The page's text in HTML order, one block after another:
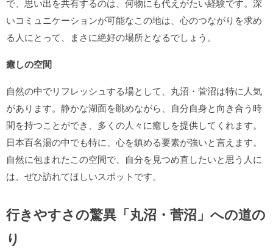
で、思い出を共有するのは、何物にも代えがたい経験です。深
いコミュニケーションが可能なこの地は、心のつながりを求め
る人にとって、まさに絶好の場所となるでしょう。
癒しの空間
自然の中でリフレッシュする場として、丸沼・菅沼は特に人気
があります。静かな湖面を眺めながら、自分自身と向き合う時
間を持つことができ、多くの人々に癒しを提供してくれます。
日本百名湯の中でも特に、心を鎮める要素が強いと言えます。
自然に包まれたこの空間で、自分を見つめ直したいと思う人に
は、ぜひ訪れてほしいスポットです。
行きやすさの驚異「丸沼・菅沼」への道の
り